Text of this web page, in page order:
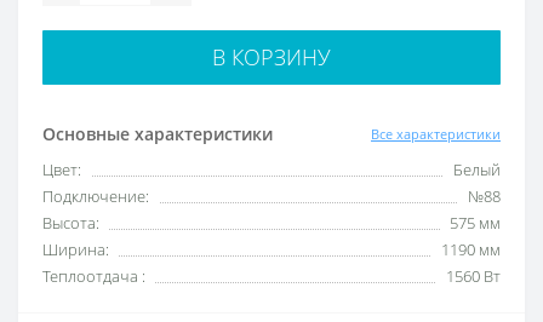
Основные характеристики Все характеристики
Цвет:
Белый
Подключение:
№88
Высота:
575 мм
Ширина:
1190 мм
Теплоотдача :
1560 Вт
В КОРЗИНУ